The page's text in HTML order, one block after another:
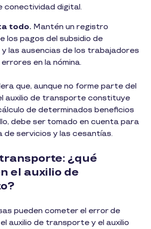
conectividad digital.
todo. Mantén un registro
los pagos del subsidio de
las ausencias de los trabajadores
en la nómina.
que, aunque no forme parte del
auxilio de transporte constituye
de determinados beneficios
debe ser tomado en cuenta para
de servicios y las cesantías.
¿qué
el auxilio de
pueden cometer el error de
auxilio de transporte y el auxilio